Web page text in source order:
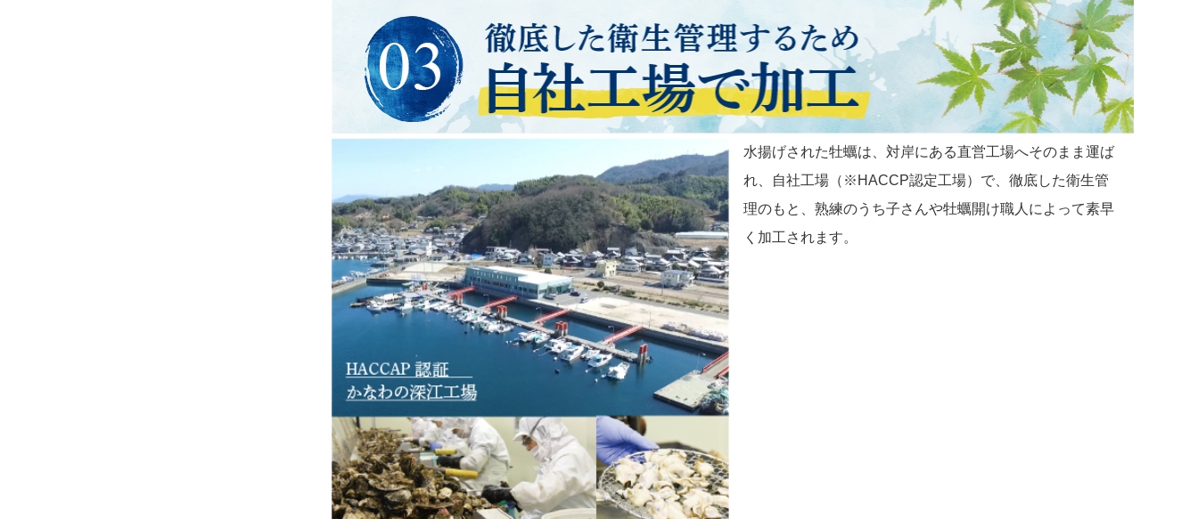
水揚げされた牡蠣は、対岸にある直営工場へそのまま運ば
れ、自社工場（※HACCP認定工場）で、徹底した衛生管
理のもと、熟練のうち子さんや牡蠣開け職人によって素早
く加工されます。